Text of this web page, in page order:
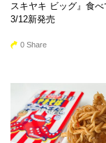
スキヤキ ビッグ』食べ
3/12新発売
0 Share